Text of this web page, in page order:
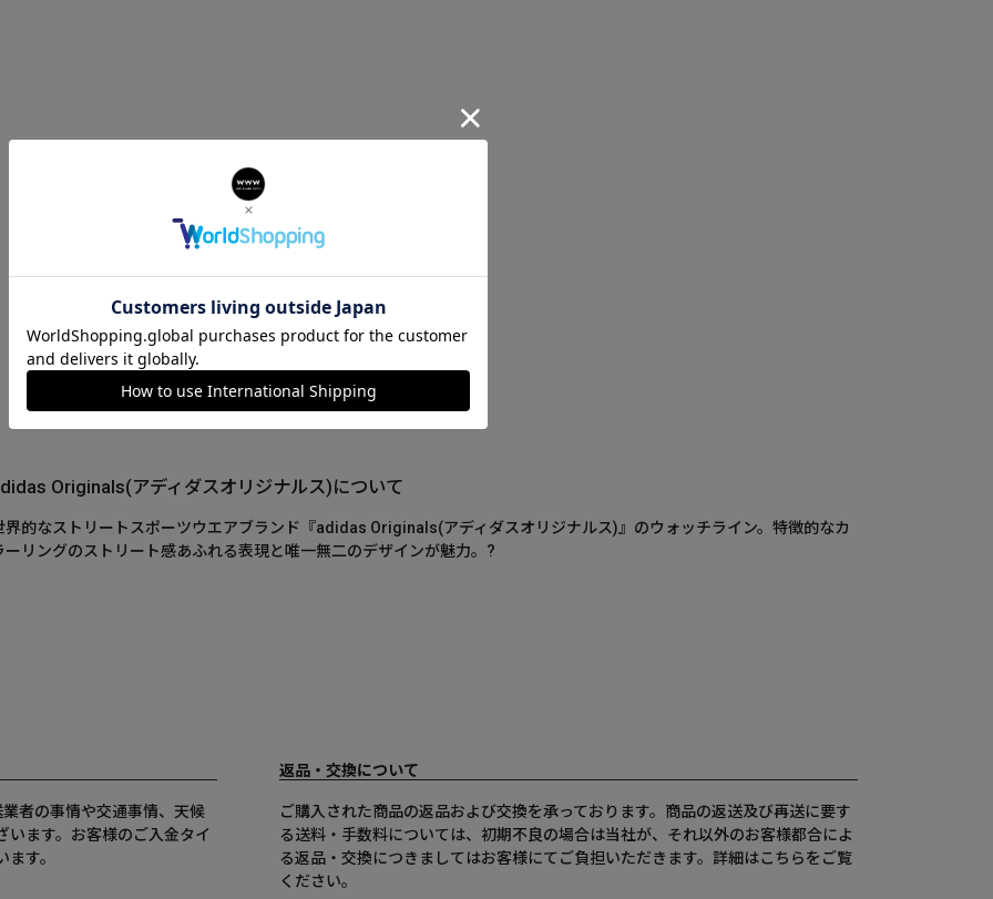
Originals(アディダスオリジナルス)について
界的なストリートスポーツウエアブランド『adidas Originals(アディダスオリジナルス)』のウォッチライン。特徴的なカ
ーリングのストリート感あふれる表現と唯一無二のデザインが魅力。?
者の事情や交通事情、天候
います。お客様のご入金タイ
す。
返品・交換について
ご購入された商品の返品および交換を承っております。商品の返送及び再送に要す
る送料・手数料については、初期不良の場合は当社が、それ以外のお客様都合によ
る返品・交換につきましてはお客様にてご負担いただきます。詳細はこちらをご覧
ください。